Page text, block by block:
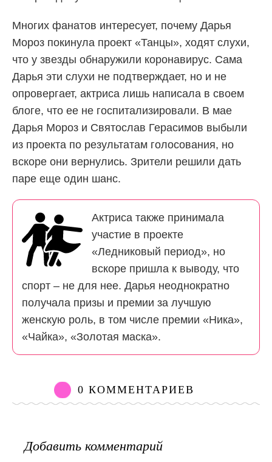
Многих фанатов интересует, почему Дарья
Мороз покинула проект «Танцы», ходят слухи,
что у звезды обнаружили коронавирус. Сама
Дарья эти слухи не подтверждает, но и не
опровергает, актриса лишь написала в своем
блоге, что ее не госпитализировали. В мае
Дарья Мороз и Святослав Герасимов выбыли
из проекта по результатам голосования, но
вскоре они вернулись. Зрители решили дать
паре еще один шанс.
Актриса также принимала
участие в проекте
«Ледниковый период», но
вскоре пришла к выводу, что
спорт – не для нее. Дарья неоднократно
получала призы и премии за лучшую
женскую роль, в том числе премии «Ника»,
«Чайка», «Золотая маска».
0 КОММЕНТАРИЕВ
Добавить комментарий